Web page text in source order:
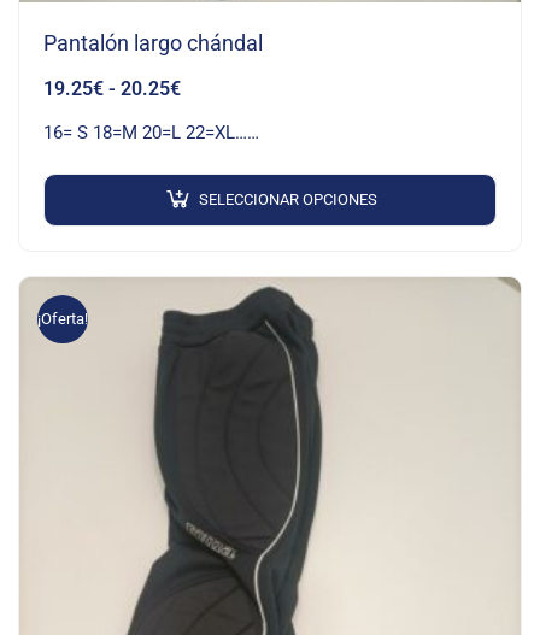
Pantalón largo chándal
19.25€ - 20.25€
16= S 18=M 20=L 22=XL……
SELECCIONAR OPCIONES
¡Oferta!